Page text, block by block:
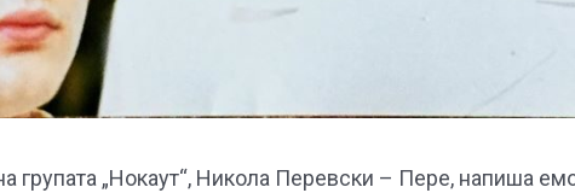
групата „Нокаут“, Никола Перевски – Пере, напиша